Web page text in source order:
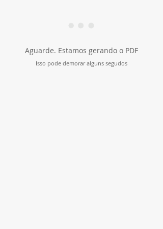
Aguarde. Estamos gerando o PDF
Isso pode demorar alguns segudos